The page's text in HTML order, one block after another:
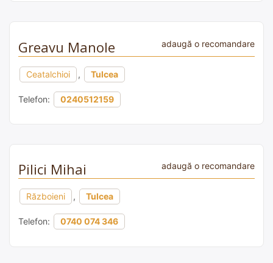
Greavu Manole adaugă o recomandare
Ceatalchioi , Tulcea
Telefon: 0240512159
Pilici Mihai adaugă o recomandare
Războieni , Tulcea
Telefon: 0740 074 346